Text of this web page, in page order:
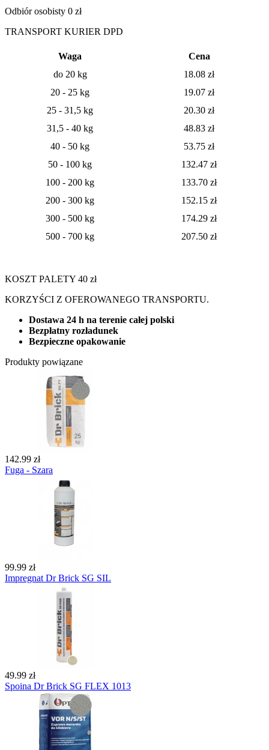
Odbiór osobisty 0 zł
TRANSPORT KURIER DPD
Waga
Cena
do 20 kg
18.08 zł
20 - 25 kg
19.07 zł
25 - 31,5 kg
20.30 zł
31,5 - 40 kg
48.83 zł
40 - 50 kg
53.75 zł
50 - 100 kg
132.47 zł
100 - 200 kg
133.70 zł
200 - 300 kg
152.15 zł
300 - 500 kg
174.29 zł
500 - 700 kg
207.50 zł
KOSZT PALETY 40 zł
KORZYŚCI Z OFEROWANEGO TRANSPORTU.
Dostawa 24 h na terenie całej polski
Bezpłatny rozładunek
Bezpieczne opakowanie
Produkty powiązane
142.99 zł
Fuga - Szara
99.99 zł
Impregnat Dr Brick SG SIL
49.99 zł
Spoina Dr Brick SG FLEX 1013